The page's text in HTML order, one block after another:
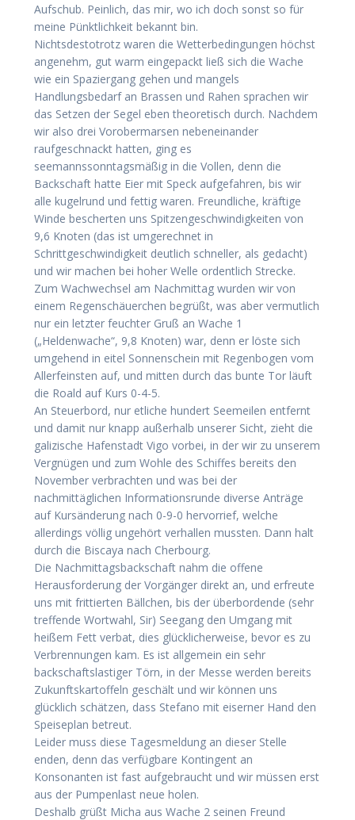
Aufschub. Peinlich, das mir, wo ich doch sonst so für
meine Pünktlichkeit bekannt bin.
Nichtsdestotrotz waren die Wetterbedingungen höchst
angenehm, gut warm eingepackt ließ sich die Wache
wie ein Spaziergang gehen und mangels
Handlungsbedarf an Brassen und Rahen sprachen wir
das Setzen der Segel eben theoretisch durch. Nachdem
wir also drei Vorobermarsen nebeneinander
raufgeschnackt hatten, ging es
seemannssonntagsmäßig in die Vollen, denn die
Backschaft hatte Eier mit Speck aufgefahren, bis wir
alle kugelrund und fettig waren. Freundliche, kräftige
Winde bescherten uns Spitzengeschwindigkeiten von
9,6 Knoten (das ist umgerechnet in
Schrittgeschwindigkeit deutlich schneller, als gedacht)
und wir machen bei hoher Welle ordentlich Strecke.
Zum Wachwechsel am Nachmittag wurden wir von
einem Regenschäuerchen begrüßt, was aber vermutlich
nur ein letzter feuchter Gruß an Wache 1
(„Heldenwache“, 9,8 Knoten) war, denn er löste sich
umgehend in eitel Sonnenschein mit Regenbogen vom
Allerfeinsten auf, und mitten durch das bunte Tor läuft
die Roald auf Kurs 0-4-5.
An Steuerbord, nur etliche hundert Seemeilen entfernt
und damit nur knapp außerhalb unserer Sicht, zieht die
galizische Hafenstadt Vigo vorbei, in der wir zu unserem
Vergnügen und zum Wohle des Schiffes bereits den
November verbrachten und was bei der
nachmittäglichen Informationsrunde diverse Anträge
auf Kursänderung nach 0-9-0 hervorrief, welche
allerdings völlig ungehört verhallen mussten. Dann halt
durch die Biscaya nach Cherbourg.
Die Nachmittagsbackschaft nahm die offene
Herausforderung der Vorgänger direkt an, und erfreute
uns mit frittierten Bällchen, bis der überbordende (sehr
treffende Wortwahl, Sir) Seegang den Umgang mit
heißem Fett verbat, dies glücklicherweise, bevor es zu
Verbrennungen kam. Es ist allgemein ein sehr
backschaftslastiger Törn, in der Messe werden bereits
Zukunftskartoffeln geschält und wir können uns
glücklich schätzen, dass Stefano mit eiserner Hand den
Speiseplan betreut.
Leider muss diese Tagesmeldung an dieser Stelle
enden, denn das verfügbare Kontingent an
Konsonanten ist fast aufgebraucht und wir müssen erst
aus der Pumpenlast neue holen.
Deshalb grüßt Micha aus Wache 2 seinen Freund